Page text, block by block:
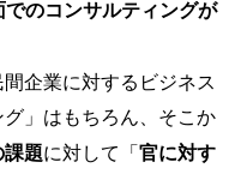
でのコンサルティングが
企業に対するビジネス
」はもちろん、そこか
課題に対して「 官に対す